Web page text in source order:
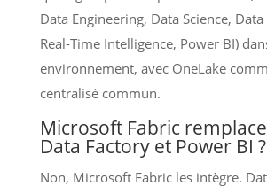
Data Engineering, Data Science,
Real-Time Intelligence, Power BI)
environnement, avec OneLake
centralisé commun.
Microsoft Fabric
Data Factory et Power BI ?
Non, Microsoft Fabric les intègre.